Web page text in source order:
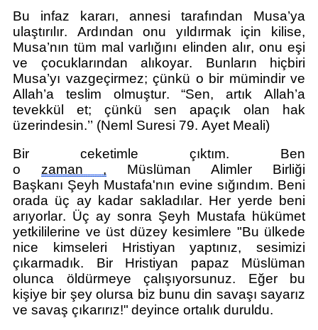
Bu infaz kararı, annesi tarafından Musa’ya
ulaştırılır. Ardından onu yıldırmak için kilise,
Musa’nın tüm mal varlığını elinden alır, onu eşi
ve çocuklarından alıkoyar. Bunların hiçbiri
Musa’yı vazgeçirmez; çünkü o bir mümindirve
Allah’a teslim olmuştur. “Sen, artık Allah’a
tevekkül et; çünkü sen apaçık olan hak
üzerindesin.’’ (Neml Suresi 79. Ayet Meali)
Bir ceketimle çıktım.
Ben
o zaman , Müslüman Alimler Birliği
Başkanı Şeyh Mustafa'nın evine sığındım. Beni
orada üç ay kadar sakladılar. Her yerde beni
arıyorlar. Üç ay sonra Şeyh Mustafa hükümet
yetkililerine ve üst düzey kesimlere "Bu ülkede
nice kimseleri Hristiyan yaptınız, sesimizi
çıkarmadık. Bir Hristiyan papaz Müslüman
olunca öldürmeye çalışıyorsunuz. Eğer bu
kişiye bir şey olursa biz bunu din savaşı sayarız
ve savaş çıkarırız!" deyince ortalık duruldu.